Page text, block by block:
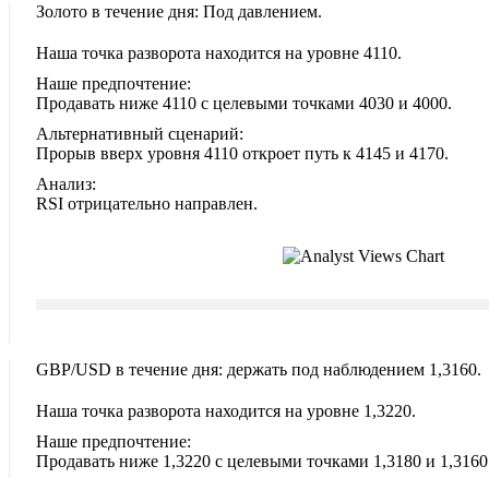
Золото в течение дня: Под давлением.
Наша точка разворота находится на уровне 4110.
Наше предпочтение:
Продавать ниже 4110 с целевыми точками 4030 и 4000.
Альтернативный сценарий:
Прорыв вверх уровня 4110 откроет путь к 4145 и 4170.
Анализ:
RSI отрицательно направлен.
GBP/USD в течение дня: держать под наблюдением 1,3160.
Наша точка разворота находится на уровне 1,3220.
Наше предпочтение:
Продавать ниже 1,3220 с целевыми точками 1,3180 и